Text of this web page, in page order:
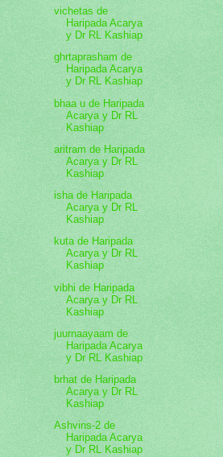
vichetas de
Haripada Acarya
y Dr RL Kashiap
ghrtaprasham de
Haripada Acarya
y Dr RL Kashiap
bhaa u de Haripada
Acarya y Dr RL
Kashiap
aritram de Haripada
Acarya y Dr RL
Kashiap
isha de Haripada
Acarya y Dr RL
Kashiap
kuta de Haripada
Acarya y Dr RL
Kashiap
vibhi de Haripada
Acarya y Dr RL
Kashiap
juurnaayaam de
Haripada Acarya
y Dr RL Kashiap
brhat de Haripada
Acarya y Dr RL
Kashiap
Ashvins-2 de
Haripada Acarya
y Dr RL Kashiap